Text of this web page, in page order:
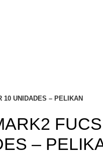
10 UNIDADES – PELIKAN
–